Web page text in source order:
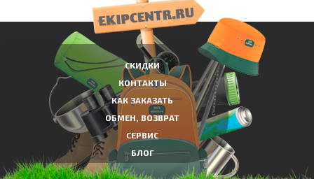
СКИДКИ
КОНТАКТЫ
КАК ЗАКАЗАТЬ
ОБМЕН, ВОЗВРАТ
СЕРВИС
БЛОГ